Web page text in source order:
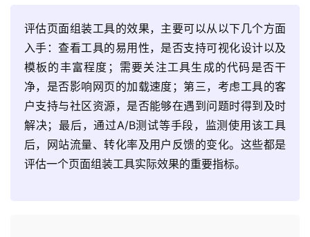
评估页面组装工具的效果，主要可以从以下几个方面
入手：查看工具的易用性，是否支持可视化设计以及
模板的丰富程度；需要关注工具生成的代码是否干
净，是否影响网页的加载速度；第三，考虑工具的客
户支持与社区资源，是否能够在遇到问题时得到及时
解决；最后，通过A/B测试等手段，监测使用该工具
后，网站流量、转化率及用户反馈的变化。这些都是
评估一个页面组装工具实际效果的重要指标。